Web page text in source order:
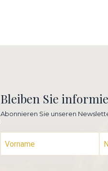
Bleiben Sie
Abonnieren Sie unseren